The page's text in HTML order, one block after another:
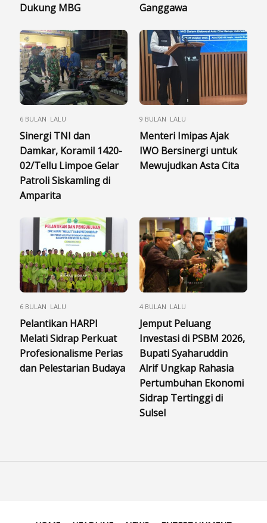
Dukung MBG
Ganggawa
6 BULAN LALU
Sinergi TNI dan
Damkar, Koramil 1420-
02/Tellu Limpoe Gelar
Patroli Siskamling di
Amparita
9 BULAN LALU
Menteri Imipas Ajak
IWO Bersinergi untuk
Mewujudkan Asta Cita
6 BULAN LALU
Pelantikan HARPI
Melati Sidrap Perkuat
Profesionalisme Perias
dan Pelestarian Budaya
4 BULAN LALU
Jemput Peluang
Investasi di PSBM 2026,
Bupati Syaharuddin
Alrif Ungkap Rahasia
Pertumbuhan Ekonomi
Sidrap Tertinggi di
Sulsel